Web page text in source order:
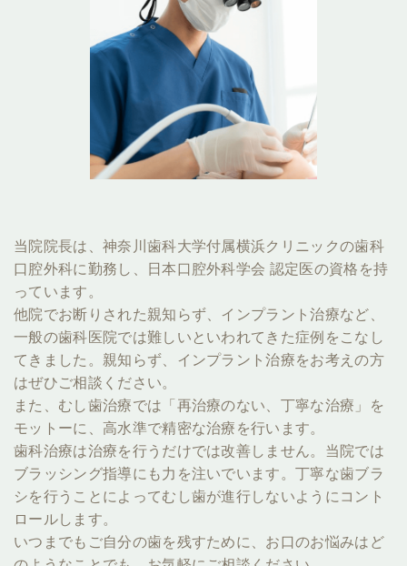
当院院長は、神奈川歯科大学付属横浜クリニックの歯科
口腔外科に勤務し、日本口腔外科学会 認定医の資格を持
っています。
他院でお断りされた親知らず、インプラント治療など、
一般の歯科医院では難しいといわれてきた症例をこなし
てきました。親知らず、インプラント治療をお考えの方
はぜひご相談ください。
また、むし歯治療では「再治療のない、丁寧な治療」を
モットーに、高水準で精密な治療を行います。
歯科治療は治療を行うだけでは改善しません。当院では
ブラッシング指導にも力を注いでいます。丁寧な歯ブラ
シを行うことによってむし歯が進行しないようにコント
ロールします。
いつまでもご自分の歯を残すために、お口のお悩みはど